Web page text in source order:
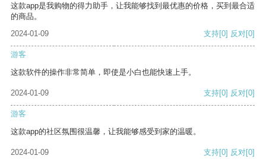
这款app是我购物的得力助手，让我能够找到最优惠的价格，买到最合适
的商品。
2024-01-09
支持[0] 反对[0]
游客
这款软件的操作非常简单，即使是小白也能快速上手。
2024-01-09 支持[0] 反对[0]
游客
这款app的社区氛围很温馨，让我能够感受到家的温暖。
2024-01-09 支持[0] 反对[0]